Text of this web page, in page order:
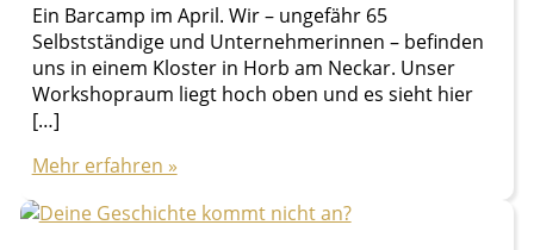
Ein Barcamp im April. Wir – ungefähr 65
Selbstständige und Unternehmerinnen – befinden
uns in einem Kloster in Horb am Neckar. Unser
Workshopraum liegt hoch oben und es sieht hier
[…]
Du
keine
Mehr erfahren »